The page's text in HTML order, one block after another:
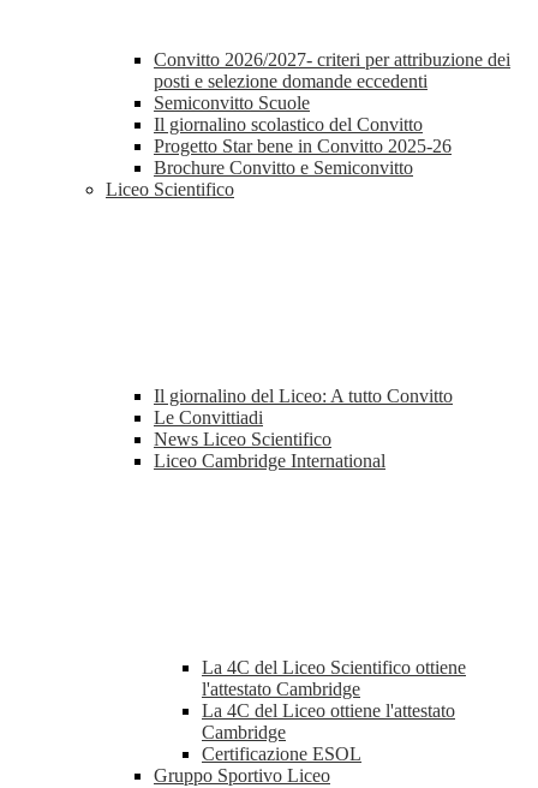
Convitto 2026/2027- criteri per attribuzione dei
posti e selezione domande eccedenti
Semiconvitto Scuole
Il giornalino scolastico del Convitto
Progetto Star bene in Convitto 2025-26
Brochure Convitto e Semiconvitto
Liceo Scientifico
Il giornalino del Liceo: A tutto Convitto
Le Convittiadi
News Liceo Scientifico
Liceo Cambridge International
La 4C del Liceo Scientifico ottiene
l'attestato Cambridge
La 4C del Liceo ottiene l'attestato
Cambridge
Certificazione ESOL
Gruppo Sportivo Liceo